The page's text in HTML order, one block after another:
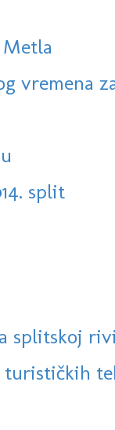
vremena
split
splitskoj